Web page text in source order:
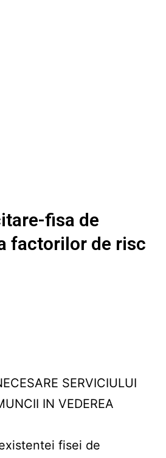
fisa de
factorilor de risc
SERVICIULUI
IN VEDEREA
fisei de